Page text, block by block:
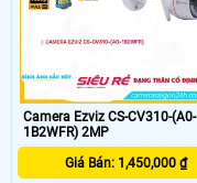
Camera Ezviz CS-CV310-(A0-
1B2WFR) 2MP
Giá Bán: 1,450,000 ₫